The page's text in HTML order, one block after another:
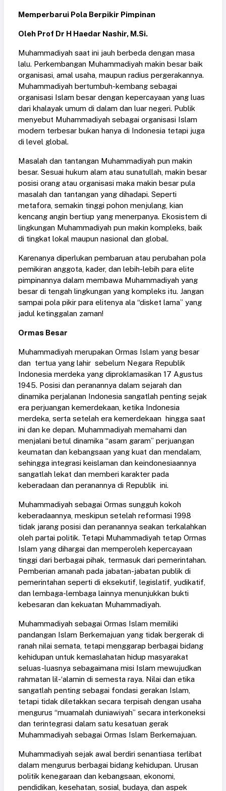
Memperbarui Pola Berpikir Pimpinan
Oleh Prof Dr H Haedar Nashir, M.Si.
Muhammadiyah saat ini jauh berbeda dengan masa
lalu. Perkembangan Muhammadiyah makin besar baik
organisasi, amal usaha, maupun radius pergerakannya.
Muhammadiyah bertumbuh-kembang sebagai
organisasi Islam besar dengan kepercayaan yang luas
dari khalayak umum di dalam dan luar negeri. Publik
menyebut Muhammadiyah sebagai organisasi Islam
modern terbesar bukan hanya di Indonesia tetapi juga
di level global.
Masalah dan tantangan Muhammadiyah pun makin
besar. Sesuai hukum alam atau sunatullah, makin besar
posisi orang atau organisasi maka makin besar pula
masalah dan tantangan yang dihadapi. Seperti
metafora, semakin tinggi pohon menjulang, kian
kencang angin bertiup yang menerpanya. Ekosistem di
lingkungan Muhammadiyah pun makin kompleks, baik
di tingkat lokal maupun nasional dan global.
Karenanya diperlukan pembaruan atau perubahan pola
pemikiran anggota, kader, dan lebih-lebih para elite
pimpinannya dalam membawa Muhammadiyah yang
besar di tengah lingkungan yang kompleks itu. Jangan
sampai pola pikir para elitenya ala “disket lama” yang
jadul ketinggalan zaman!
Ormas Besar
Muhammadiyah merupakan Ormas Islam yang besar
dan tertua yang lahir sebelum Negara Republik
Indonesia merdeka yang diproklamasikan 17 Agustus
1945. Posisi dan peranannya dalam sejarah dan
dinamika perjalanan Indonesia sangatlah penting sejak
era perjuangan kemerdekaan, ketika Indonesia
merdeka, serta setelah era kemerdekaan hingga saat
ini dan ke depan. Muhammadiyah memahami dan
menjalani betul dinamika “asam garam” perjuangan
keumatan dan kebangsaan yang kuat dan mendalam,
sehingga integrasi keislaman dan keindonesiaannya
sangatlah lekat dan memberi karakter pada
keberadaan dan peranannya di Republik ini.
Muhammadiyah sebagai Ormas sungguh kokoh
keberadaannya, meskipun setelah reformasi 1998
tidak jarang posisi dan peranannya seakan terkalahkan
oleh partai politik. Tetapi Muhammadiyah tetap Ormas
Islam yang dihargai dan memperoleh kepercayaan
tinggi dari berbagai pihak, termasuk dari pemerintahan.
Pemberian amanah pada jabatan-jabatan publik di
pemerintahan seperti di eksekutif, legislatif, yudikatif,
dan lembaga-lembaga lainnya menunjukkan bukti
kebesaran dan kekuatan Muhammadiyah.
Muhammadiyah sebagai Ormas Islam memiliki
pandangan Islam Berkemajuan yang tidak bergerak di
ranah nilai semata, tetapi menggarap berbagai bidang
kehidupan untuk kemaslahatan hidup masyarakat
seluas-luasnya sebagaimana misi Islam mewujudkan
rahmatan lil-‘alamin di semesta raya. Nilai dan etika
sangatlah penting sebagai fondasi gerakan Islam,
tetapi tidak diletakkan secara terpisah dengan usaha
mengurus “muamalah duniawiyah” secara interkoneksi
dan terintegrasi dalam satu kesatuan gerak
Muhammadiyah sebagai Ormas Islam Berkemajuan.
Muhammadiyah sejak awal berdiri senantiasa terlibat
dalam mengurus berbagai bidang kehidupan. Urusan
politik kenegaraan dan kebangsaan, ekonomi,
pendidikan, kesehatan, sosial, budaya, dan aspek